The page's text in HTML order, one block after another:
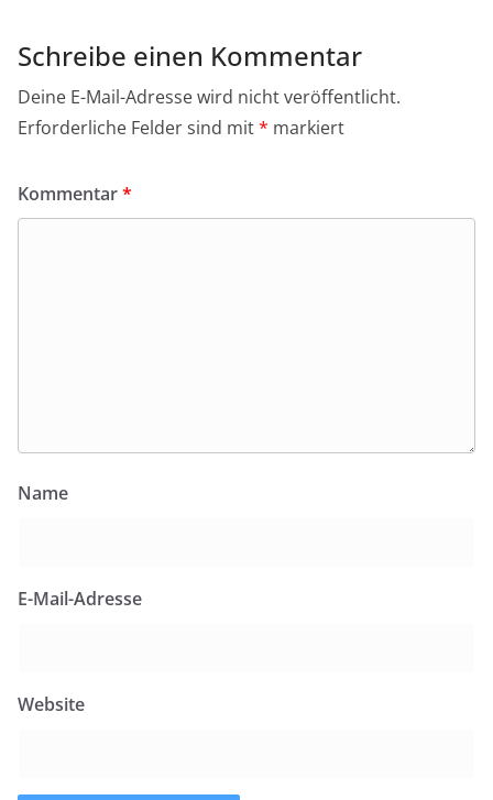
Schreibe einen Kommentar
Deine E-Mail-Adresse wird nicht veröffentlicht.
Erforderliche Felder sind mit* markiert
Kommentar*
Name
E-Mail-Adresse
Website